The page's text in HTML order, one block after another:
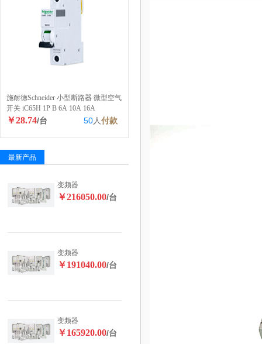
施耐德Schneider 小型断路器 微型空气
开关 iC65H 1P B 6A 10A 16A
￥28.74/台 50人付款
最新产品
变频器
￥216050.00/台
变频器
￥191040.00/台
变频器
￥165920.00/台